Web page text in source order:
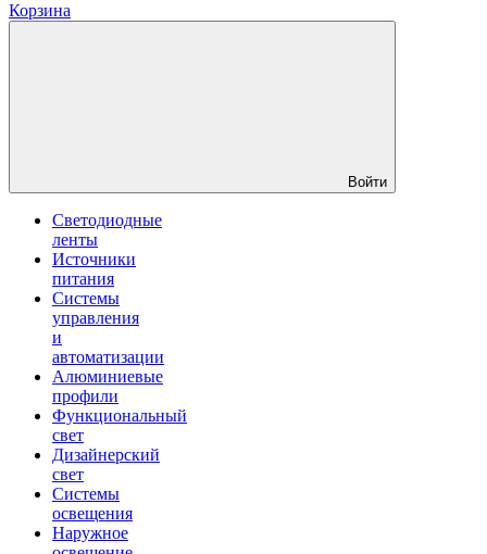
Корзина
Войти
Светодиодные
ленты
Источники
питания
Системы
управления
и
автоматизации
Алюминиевые
профили
Функциональный
свет
Дизайнерский
свет
Системы
освещения
Наружное